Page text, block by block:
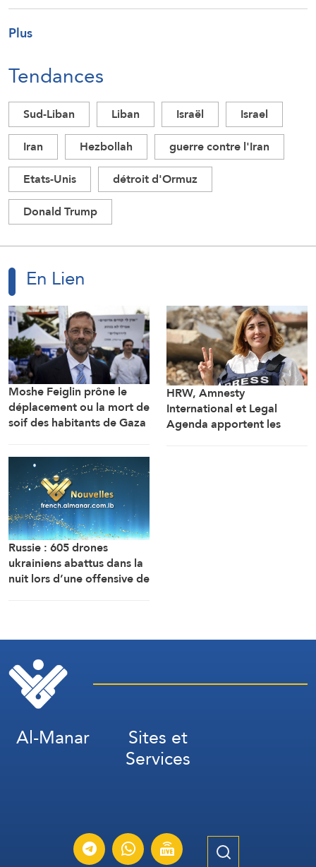
Plus
Tendances
Sud-Liban Liban Israël
Israel
Iran
Hezbollah
guerre contre l'Iran
Etats-Unis
détroit d'Ormuz
Donald Trump
En Lien
Moshe Feiglin prône le
déplacement ou la mort de
soif des habitants de Gaza
HRW, Amnesty
International et Legal
Agenda apportent les
Russie : 605 drones
ukrainiens abattus dans la
nuit lors d’une offensive de
Al-Manar Sites et
Services